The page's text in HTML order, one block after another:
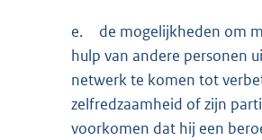
e.
de mogelijkheden om
hulp van andere personen
netwerk te komen tot
zelfredzaamheid of zijn
voorkomen dat hij een